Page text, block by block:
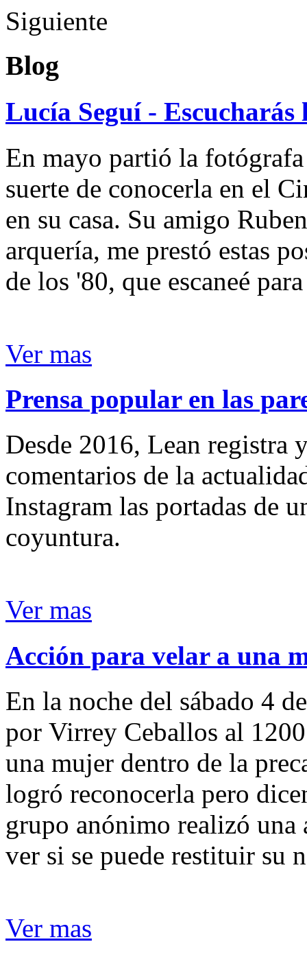
Siguiente
Blog
Lucía Seguí - Escucharás
En mayo partió la
suerte de conocerla en el
en su casa. Su amigo
arquería, me prestó estas
de los '80, que escaneé
Ver mas
Prensa popular en las
Desde 2016, Lean registra
comentarios de la
Instagram las portadas de
coyuntura.
Ver mas
Acción para velar a una
En la noche del sábado 4
por Virrey Ceballos al
una mujer dentro de la
logró reconocerla pero
grupo anónimo realizó
ver si se puede restituir su
Ver mas